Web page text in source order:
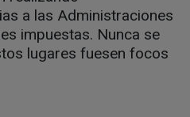
a las Administraciones
impuestas. Nunca se
lugares fuesen focos